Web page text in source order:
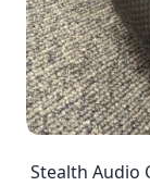
Stealth Audio